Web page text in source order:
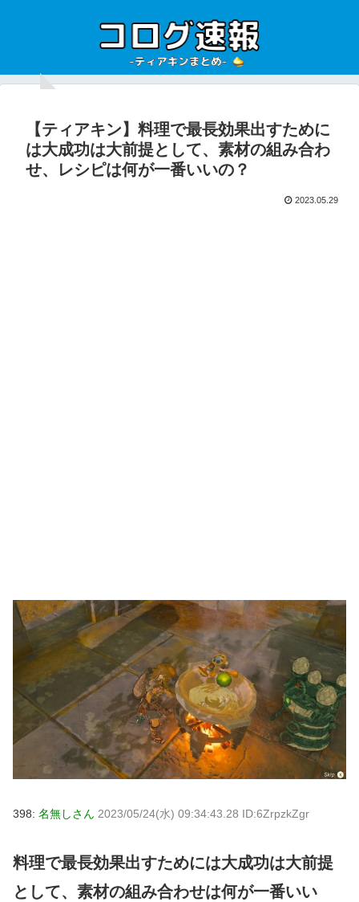
【ティアキン】料理で最長効果出すために
は大成功は大前提として、素材の組み合わ
せ、レシピは何が一番いいの？
2023.05.29
398: 名無しさん 2023/05/24(水) 09:34:43.28 ID:6ZrpzkZgr
料理で最長効果出すためには大成功は大前提
として、素材の組み合わせは何が一番いい